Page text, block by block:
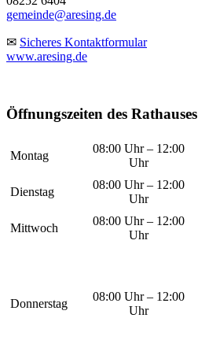
gemeinde@aresing.de
✉ Sicheres Kontaktformular
www.aresing.de
Öffnungszeiten des Rathauses
Montag
08:00 Uhr – 12:00
Uhr
Dienstag
08:00 Uhr – 12:00
Uhr
Mittwoch
08:00 Uhr – 12:00
Uhr
Donnerstag
08:00 Uhr – 12:00
Uhr